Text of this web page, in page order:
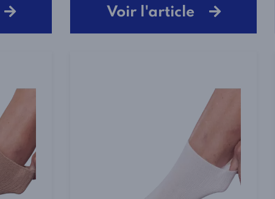
Voir l'article